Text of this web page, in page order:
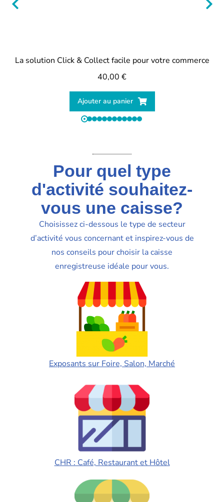
La solution Click & Collect facile pour votre commerce
40,00 €
Ajouter au panier
Pour quel type
d'activité souhaitez-
vous une caisse?
Choisissez ci-dessous le type de secteur
d’activité vous concernant et inspirez-vous de
nos conseils pour choisir la caisse
enregistreuse idéale pour vous.
Exposants sur Foire, Salon, Marché
CHR : Café, Restaurant et Hôtel